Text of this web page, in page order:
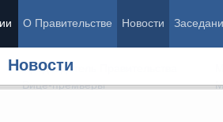
О Правительстве Новости
Новости
Председатель Правительства
Вице-премьеры